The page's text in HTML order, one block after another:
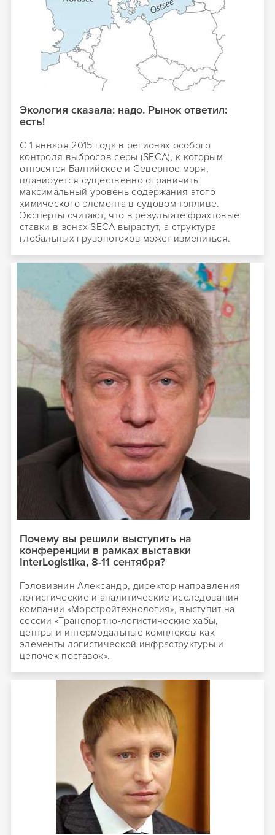
Экология сказала: надо. Рынок ответил:
есть!
С 1 января 2015 года в регионах особого
контроля выбросов серы (SECA), к которым
относятся Балтийское и Северное моря,
планируется существенно ограничить
максимальный уровень содержания этого
химического элемента в судовом топливе.
Эксперты считают, что в результате фрахтовые
ставки в зонах SECA вырастут, а структура
глобальных грузопотоков может измениться.
Почему вы решили выступить на
конференции в рамках выставки
InterLogistika, 8-11 сентября?
Головизнин Александр, директор направления
логистические и аналитические исследования
компании «Морстройтехнология», выступит на
сессии «Транспортно-логистические хабы,
центры и интермодальные комплексы как
элементы логистической инфраструктуры и
цепочек поставок».